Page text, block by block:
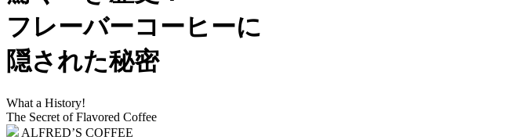
フレーバーコーヒーに
隠された秘密
What a History!
The Secret of Flavored Coffee
ALFRED’S COFFEE